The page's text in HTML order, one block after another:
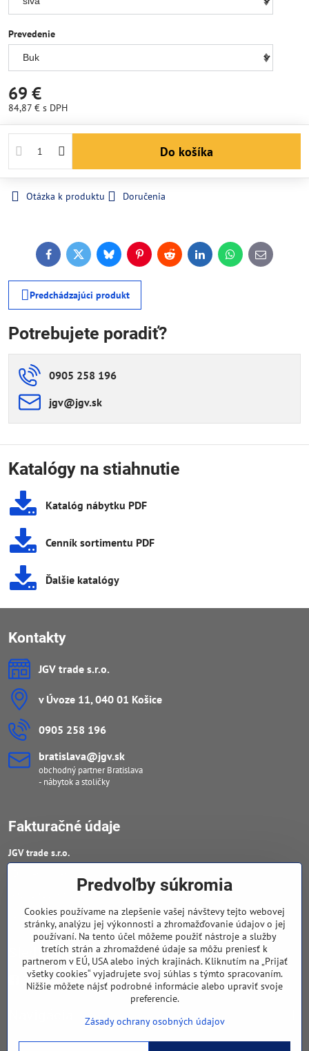
Prevedenie
69 €
84,87 € s DPH
Do košíka
Otázka k produktu Doručenia
FacebookTwitterBlueskyPinterestReddit LinkedInWhatsApp
E-
mail
Predchádzajúci produkt
Potrebujete poradiť?
0905 258 196
jgv​@jgv​.sk
Katalógy na stiahnutie
Katalóg nábytku PDF
Cenník sortimentu PDF
Ďalšie katalógy
Kontakty
JGV trade s​.r​.o​.
v Úvoze 11, 040 01 Košice
0905 258 196
bratislava​@jgv​.sk
obchodný partner Bratislava
- nábytok a stoličky
Fakturačné údaje
JGV trade s​.r​.o​.
DIČ : 20223652906
IČ DPH : SK 2023652906
Sledujte naše novinky
Facebook
Predvoľby súkromia
Cookies používame na zlepšenie vašej návštevy tejto webovej
stránky, analýzu jej výkonnosti a zhromažďovanie údajov o jej
používaní. Na tento účel môžeme použiť nástroje a služby
tretích strán a zhromaždené údaje sa môžu preniesť k
partnerom v EÚ, USA alebo iných krajinách. Kliknutím na „Prijať
všetky cookies“ vyjadrujete svoj súhlas s týmto spracovaním.
Nižšie môžete nájsť podrobné informácie alebo upraviť svoje
preferencie.
Zásady ochrany osobných údajov